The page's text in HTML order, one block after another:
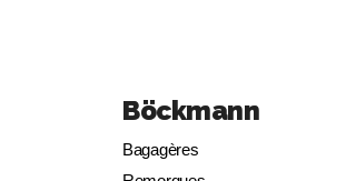
Böckmann
Bagagères